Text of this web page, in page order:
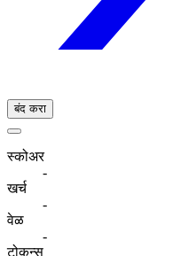
बंद करा
स्कोअर
-
खर्च
-
वेळ
-
टोकन्स